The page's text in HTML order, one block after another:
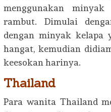
menggunakan
rambut. Dimulai
dengan minyak kelapa
hangat, kemudian
keesokan harinya.
Thailand
Para wanita Thailand